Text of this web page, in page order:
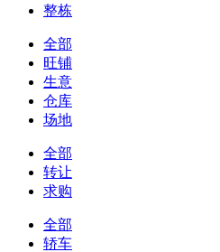
整栋
全部
旺铺
生意
仓库
场地
全部
转让
求购
全部
轿车